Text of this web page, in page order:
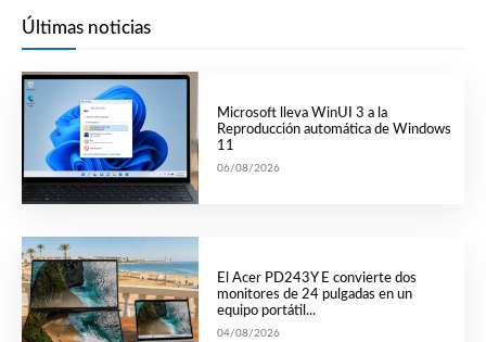
Últimas noticias
Microsoft lleva WinUI 3 a la
Reproducción automática de Windows
11
06/08/2026
El Acer PD243Y E convierte dos
monitores de 24 pulgadas en un
equipo portátil...
04/08/2026